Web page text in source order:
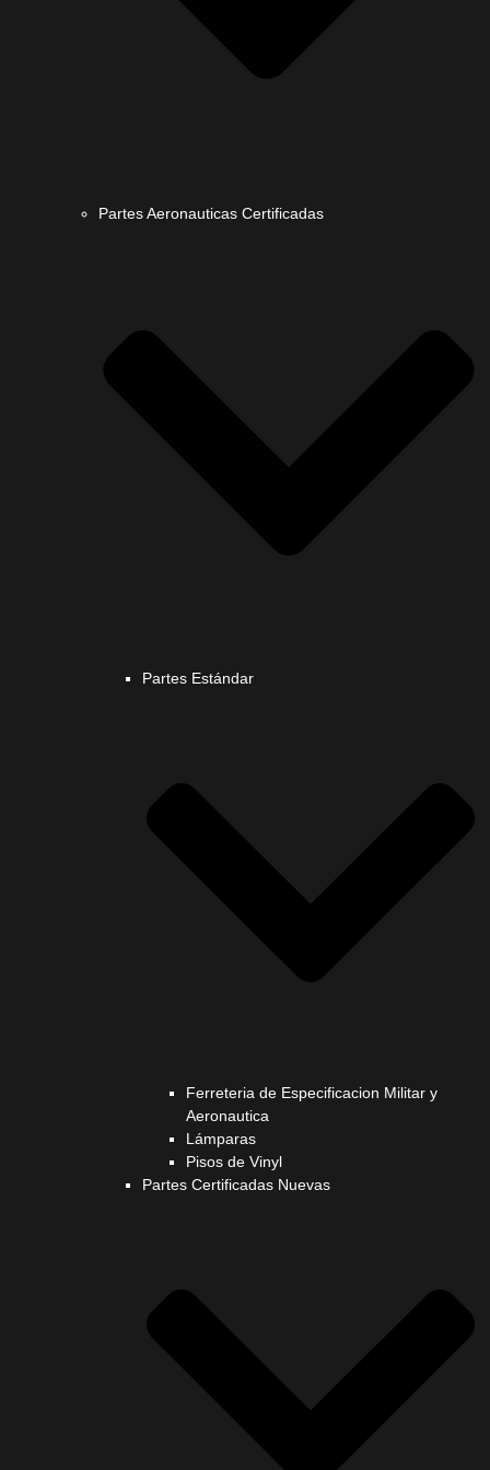
Partes Aeronauticas Certificadas
Partes Estándar
Ferreteria de Especificacion Militar y
Aeronautica
Lámparas
Pisos de Vinyl
Partes Certificadas Nuevas